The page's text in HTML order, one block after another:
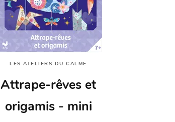
LES ATELIERS DU CALME
Attrape-rêves et
origamis - mini